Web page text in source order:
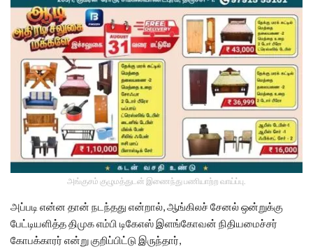
அங்குசம் குழுமத்துடன் இணைந்து பணியாற்ற வாய்ப்பு.
அப்படி என்ன தான் நடந்தது என்றால், ஆங்கிலச் சேனல் ஒன்றுக்கு
பேட்டியளித்த திமுக எம்பி டிகேஎஸ் இளங்கோவன் நிதியமைச்சர்
கோபக்காரர் என்று குறிப்பிட்டு இருந்தார்,